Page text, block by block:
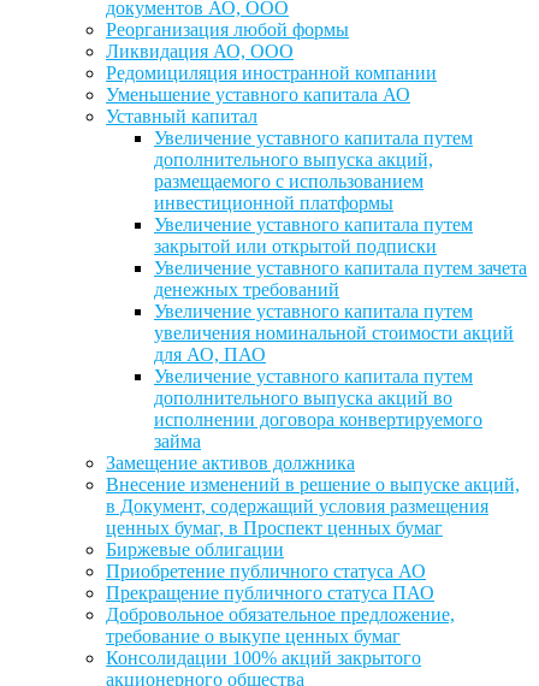
документов АО, ООО
Реорганизация любой формы
Ликвидация АО, ООО
Редомициляция иностранной компании
Уменьшение уставного капитала АО
Уставный капитал
Увеличение уставного капитала путем
дополнительного выпуска акций,
размещаемого с использованием
инвестиционной платформы
Увеличение уставного капитала путем
закрытой или открытой подписки
Увеличение уставного капитала путем зачета
денежных требований
Увеличение уставного капитала путем
увеличения номинальной стоимости акций
для АО, ПАО
Увеличение уставного капитала путем
дополнительного выпуска акций во
исполнении договора конвертируемого
займа
Замещение активов должника
Внесение изменений в решение о выпуске акций,
в Документ, содержащий условия размещения
ценных бумаг, в Проспект ценных бумаг
Биржевые облигации
Приобретение публичного статуса АО
Прекращение публичного статуса ПАО
Добровольное обязательное предложение,
требование о выкупе ценных бумаг
Консолидации 100% акций закрытого
акционерного общества